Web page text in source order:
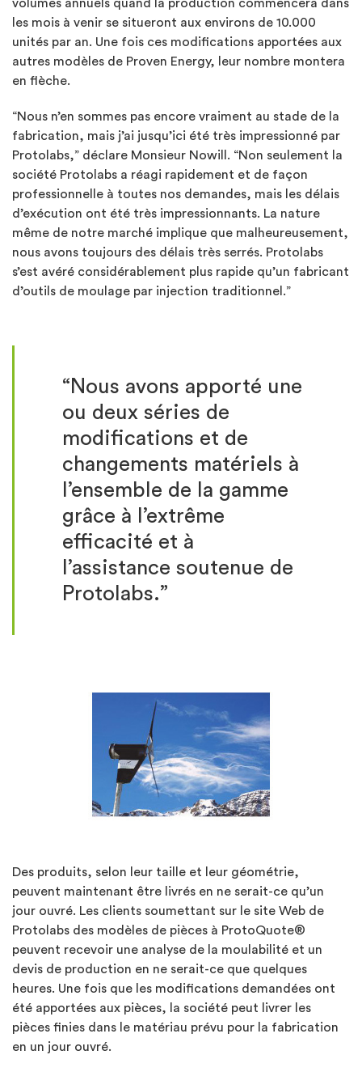
volumes annuels quand la production commencera dans
les mois à venir se situeront aux environs de 10.000
unités par an. Une fois ces modifications apportées aux
autres modèles de Proven Energy, leur nombre montera
en flèche.
“Nous n’en sommes pas encore vraiment au stade de la
fabrication, mais j’ai jusqu’ici été très impressionné par
Protolabs,” déclare Monsieur Nowill. “Non seulement la
société Protolabs a réagi rapidement et de façon
professionnelle à toutes nos demandes, mais les délais
d’exécution ont été très impressionnants. La nature
même de notre marché implique que malheureusement,
nous avons toujours des délais très serrés. Protolabs
s’est avéré considérablement plus rapide qu’un fabricant
d’outils de moulage par injection traditionnel.”
“Nous avons apporté une
ou deux séries de
modifications et de
changements matériels à
l’ensemble de la gamme
grâce à l’extrême
efficacité et à
l’assistance soutenue de
Protolabs.”
Des produits, selon leur taille et leur géométrie,
peuvent maintenant être livrés en ne serait-ce qu’un
jour ouvré. Les clients soumettant sur le site Web de
Protolabs des modèles de pièces à ProtoQuote®
peuvent recevoir une analyse de la moulabilité et un
devis de production en ne serait-ce que quelques
heures. Une fois que les modifications demandées ont
été apportées aux pièces, la société peut livrer les
pièces finies dans le matériau prévu pour la fabrication
en un jour ouvré.